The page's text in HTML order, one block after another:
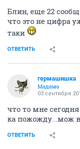
Блин, еще 22
что это не цифра
таки
ОТВЕТИТЬ
гермашишка
Мадама
03 сентября
что то мне
ка пожожду...мож
ОТВЕТИТЬ